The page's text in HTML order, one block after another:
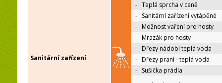
Sanitární zařízení
- Teplá sprcha v ceně
- Sanitární zařízení vytápěné
- Možnost vaření pro hosty
- Mrazák pro hosty
- Dřezy nádobí teplá voda
- Dřezy praní - teplá voda
- Sušička prádla